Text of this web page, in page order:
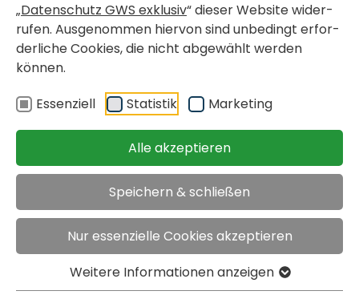
„Daten­schutz GWS exklusiv“ dieser Website wider­
rufen. Ausge­nommen hiervon sind unbe­dingt erfor­
der­liche Cookies, die nicht abge­wählt werden
können.
Essen­ziell
Statistik Marke­ting
Alle akzeptieren
Speichern & schließen
Nur essenzielle Cookies akzeptieren
Weitere Infor­ma­tionen anzeigen
WOHN­PRO­JEKT-FOLDER DOWN­LOADEN